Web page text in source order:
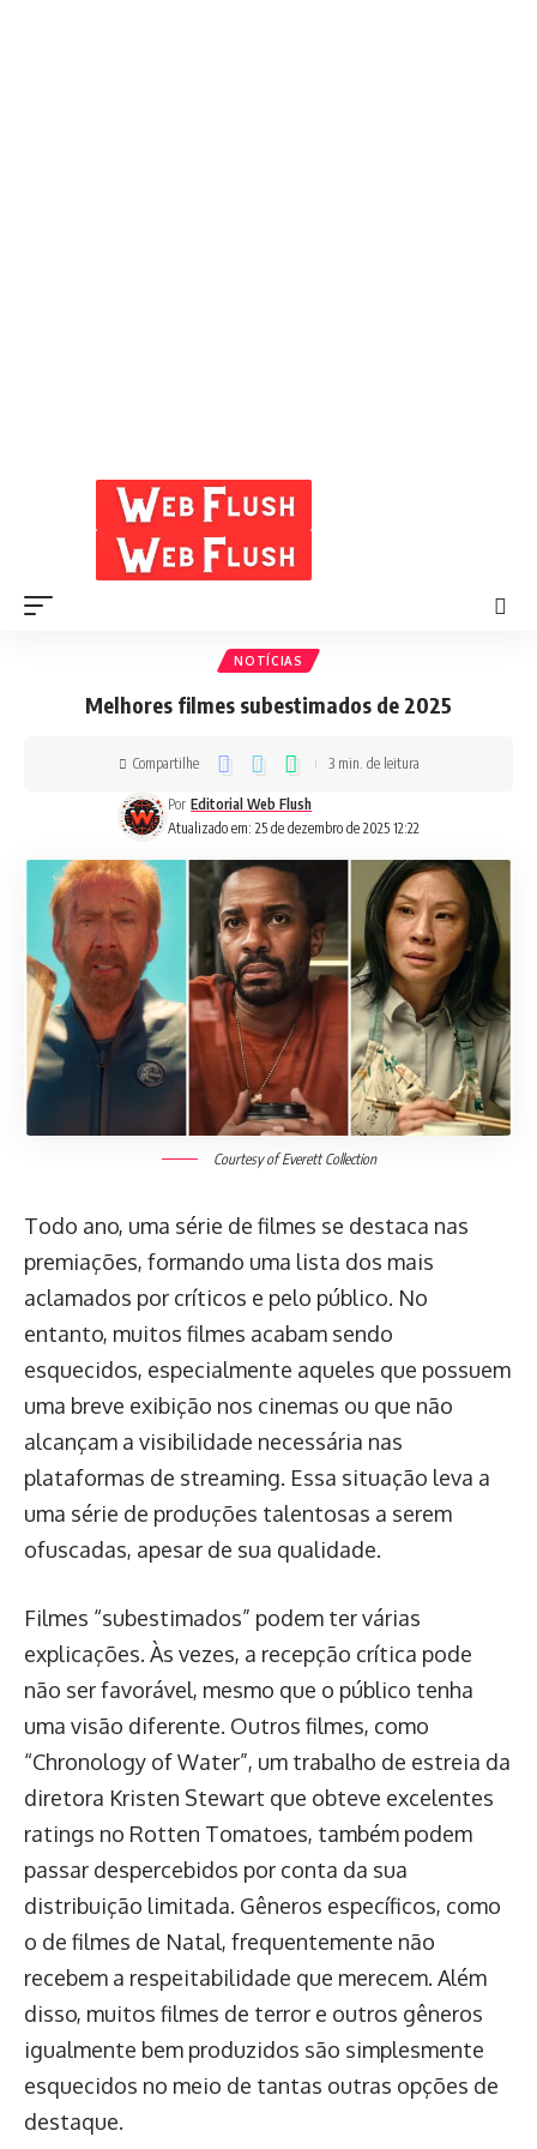
NOTÍCIAS
Melhores filmes subestimados de 2025
Atualizado em: 25 de dezembro de 2025 12:22
Por Editorial Web Flush
Compartilhe 3 min. de leitura
Courtesy of Everett Collection
Todo ano, uma série de filmes se destaca nas
premiações, formando uma lista dos mais
aclamados por críticos e pelo público. No
entanto, muitos filmes acabam sendo
esquecidos, especialmente aqueles que possuem
uma breve exibição nos cinemas ou que não
alcançam a visibilidade necessária nas
plataformas de streaming. Essa situação leva a
uma série de produções talentosas a serem
ofuscadas, apesar de sua qualidade.
Filmes “subestimados” podem ter várias
explicações. Às vezes, a recepção crítica pode
não ser favorável, mesmo que o público tenha
uma visão diferente. Outros filmes, como
“Chronology of Water”, um trabalho de estreia da
diretora Kristen Stewart que obteve excelentes
ratings no Rotten Tomatoes, também podem
passar despercebidos por conta da sua
distribuição limitada. Gêneros específicos, como
o de filmes de Natal, frequentemente não
recebem a respeitabilidade que merecem. Além
disso, muitos filmes de terror e outros gêneros
igualmente bem produzidos são simplesmente
esquecidos no meio de tantas outras opções de
destaque.